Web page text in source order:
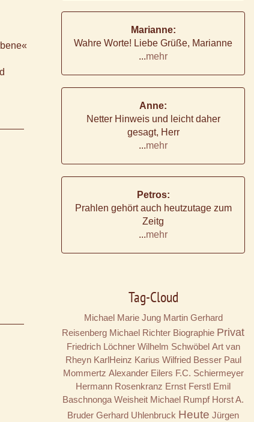
Marianne:
Wahre Worte! Liebe Grüße, Marianne
...mehr
Anne:
Netter Hinweis und leicht daher
gesagt, Herr
...mehr
Petros:
Prahlen gehört auch heutzutage zum
Zeitg
...mehr
Tag-Cloud
Michael Marie Jung Martin Gerhard
Reisenberg Michael Richter Biographie Privat
Friedrich Löchner Wilhelm Schwöbel Art van
Rheyn KarlHeinz Karius Wilfried Besser Paul
Mommertz Alexander Eilers F.C. Schiermeyer
Hermann Rosenkranz Ernst Ferstl Emil
Baschnonga Weisheit Michael Rumpf Horst A.
Bruder Gerhard Uhlenbruck Heute Jürgen